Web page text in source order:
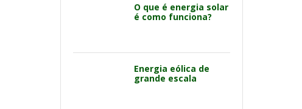
O que é energia solar
é como funciona?
Energia eólica de
grande escala